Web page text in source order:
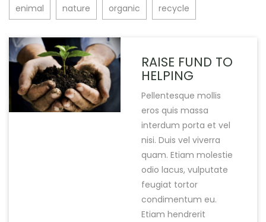
enimal nature organic recycle
RAISE FUND TO
HELPING
Pellentesque mollis
eros quis massa
interdum porta et vel
nisi. Duis vel viverra
quam. Etiam molestie
odio lacus, vulputate
feugiat tortor
condimentum eu.
Etiam hendrerit